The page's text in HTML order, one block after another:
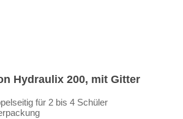
Hydraulix 200, mit Gitter
für 2 bis 4 Schüler